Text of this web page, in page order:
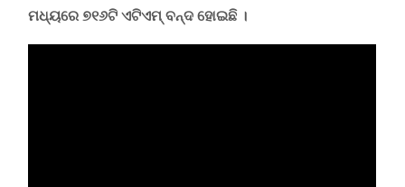
ମଧ୍ୟରେ ୭୧୬ଟି ଏଟିଏମ୍ ବନ୍ଦ ହୋଇଛି ।